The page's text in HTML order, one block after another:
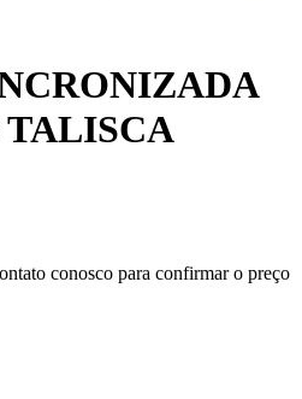
TALISCA
conosco para confirmar o preço